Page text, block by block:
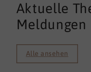
Aktuelle
Meldungen
Alle ansehen